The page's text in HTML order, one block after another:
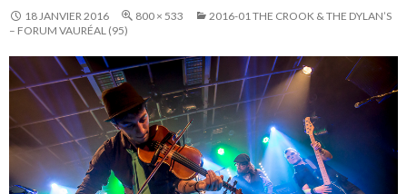
18 JANVIER 2016 800 × 533
2016-01 THE CROOK & THE DYLAN’S
– FORUM VAURÉAL (95)